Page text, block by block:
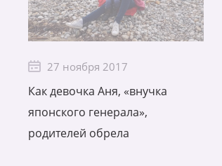
27 ноября 2017
Как девочка Аня, «внучка
японского генерала»,
родителей обрела